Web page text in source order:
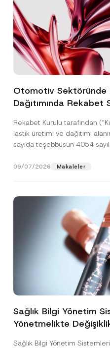
Otomotiv Sektöründe
Dağıtımında Rekabet
Cezasına
Rekabet Kurulu tarafından
lastik üretimi ve dağıtımı
sayıda teşebbüsün 4054
09/07/2026 Makaleler
Sağlık Bilgi Yönetim
Yönetmelikte
Sağlık Bilgi Yönetim